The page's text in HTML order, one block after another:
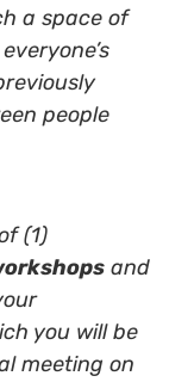
a space of
people
(1)
and
you will be
meeting on